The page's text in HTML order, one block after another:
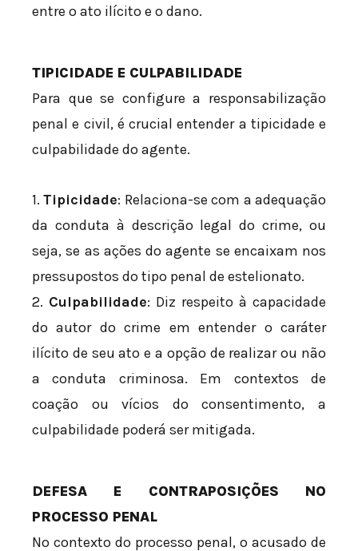
entre o ato ilícito e o dano.
TIPICIDADE E CULPABILIDADE
Para que se configure a responsabilização
penal e civil, é crucial entender a tipicidade e
culpabilidade do agente.
1.Tipicidade: Relaciona-se com a adequação
da conduta à descrição legal do crime, ou
seja, se as ações do agente se encaixam nos
pressupostos do tipo penal de estelionato.
2. Culpabilidade: Diz respeito à capacidade
do autor do crime em entender o caráter
ilícito de seu ato e a opção de realizar ou não
a conduta criminosa. Em contextos de
coação ou vícios do consentimento, a
culpabilidade poderá ser mitigada.
DEFESA E CONTRAPOSIÇÕES NO
PROCESSO PENAL
No contexto do processo penal, o acusado de